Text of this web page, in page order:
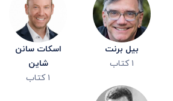
بیل برنت
۱ کتاب
اسکات سانن
شاین
۱ کتاب